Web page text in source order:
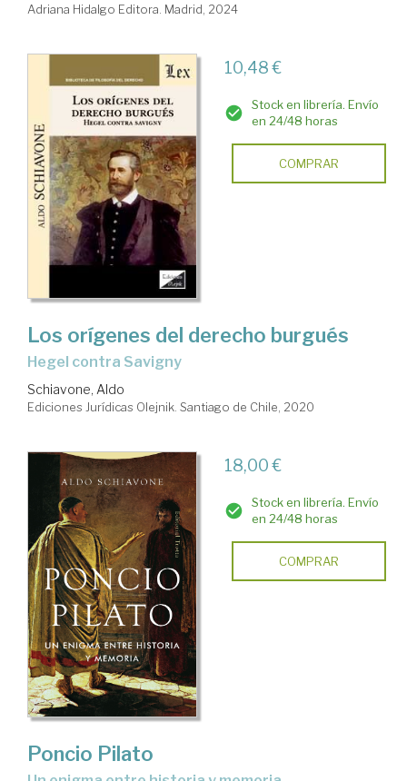
Adriana Hidalgo Editora. Madrid, 2024
10,48 €
Stock en librería. Envío
en 24/48 horas
COMPRAR
Los orígenes del derecho burgués
Hegel contra Savigny
Schiavone, Aldo
Ediciones Jurídicas Olejnik. Santiago de Chile, 2020
18,00 €
Stock en librería. Envío
en 24/48 horas
COMPRAR
Poncio Pilato